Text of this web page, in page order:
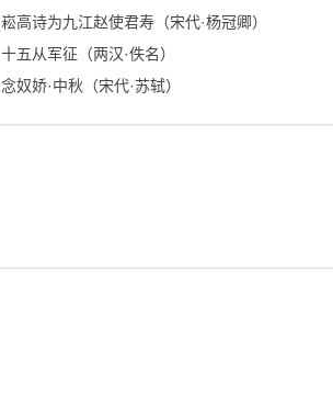
崧高诗为九江赵使君寿（宋代·杨冠卿）
十五从军征（两汉·佚名）
念奴娇·中秋（宋代·苏轼）